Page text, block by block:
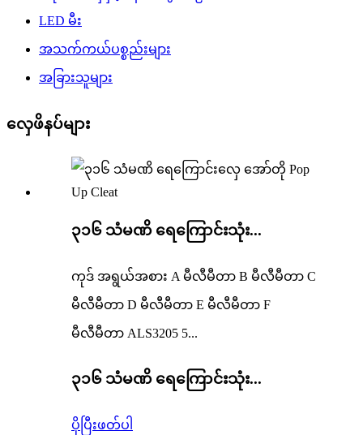
LED မီး
အသက်ကယ်ပစ္စည်းများ
အခြားသူများ
လှေဖိနပ်များ
၃၁၆ သံမဏိ ရေကြောင်းသုံး...
ကုဒ် အရွယ်အစား A မီလီမီတာ B မီလီမီတာ C
မီလီမီတာ D မီလီမီတာ E မီလီမီတာ F
မီလီမီတာ ALS3205 5...
၃၁၆ သံမဏိ ရေကြောင်းသုံး...
ပိုပြီးဖတ်ပါ